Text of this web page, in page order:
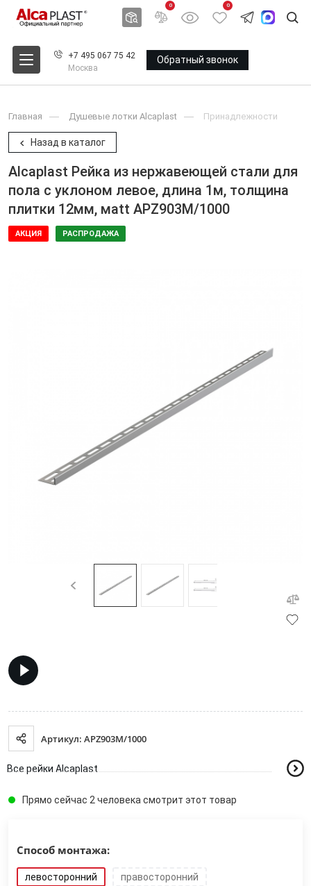
0 0
+7 495 067 75 42
Москва
Обратный звонок
Главная Душевые лотки Alcaplast Принадлежности
Назад в каталог
Alcaplast Pейка из нержавеющей стали для
пола с уклоном левое, длина 1м, толщина
плитки 12мм, мatt APZ903M/1000
АКЦИЯ РАСПРОДАЖА
Артикул: APZ903M/1000
Все рейки Alcaplast
Прямо сейчас 2 человека смотрит этот товар
Способ монтажа:
левосторонний правосторонний